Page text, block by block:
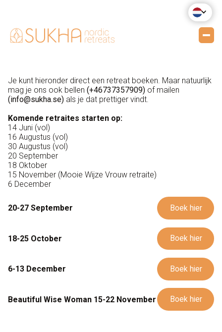
Je kunt hieronder direct een retreat boeken. Maar natuurlijk
mag je ons ook bellen (+46737357909)of mailen
(info@sukha.se)als je dat prettiger vindt.
Komende retraites starten op:
14 Juni (vol)
16 Augustus (vol)
30 Augustus (vol)
20 September
18 Oktober
15 November (Mooie Wijze Vrouw retraite)
6 December
20-27 September Boek hier
18-25 October Boek hier
6-13 December Boek hier
Beautiful Wise Woman 15-22 November Boek hier